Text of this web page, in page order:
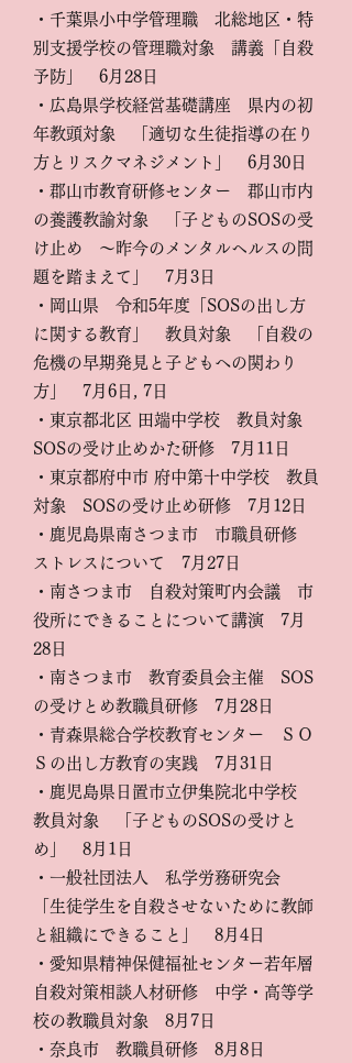
・千葉県小中学管理職 北総地区・特
別支援学校の管理職対象 講義「自殺
予防」 6月28日
・広島県学校経営基礎講座 県内の初
年教頭対象 「適切な生徒指導の在り
方とリスクマネジメント」 6月30日
・郡山市教育研修センター 郡山市内
の養護教諭対象 「子どものSOSの受
け止め ～昨今のメンタルヘルスの問
題を踏まえて」 7月3日
・岡山県 令和5年度「SOSの出し方
に関する教育」 教員対象 「自殺の
危機の早期発見と子どもへの関わり
方」 7月6日, 7日
・東京都北区 田端中学校 教員対象
SOSの受け止めかた研修 7月11日
・東京都府中市 府中第十中学校 教員
対象 SOSの受け止め研修 7月12日
・鹿児島県南さつま市 市職員研修
ストレスについて 7月27日
・南さつま市 自殺対策町内会議 市
役所にできることについて講演 7月
28日
・南さつま市 教育委員会主催 SOS
の受けとめ教職員研修 7月28日
・青森県総合学校教育センター ＳＯ
Ｓの出し方教育の実践 7月31日
・鹿児島県日置市立伊集院北中学校
教員対象 「子どものSOSの受けと
め」 8月1日
・一般社団法人 私学労務研究会
「生徒学生を自殺させないために教師
と組織にできること」 8月4日
・愛知県精神保健福祉センター若年層
自殺対策相談人材研修 中学・高等学
校の教職員対象 8月7日
・奈良市 教職員研修 8月8日